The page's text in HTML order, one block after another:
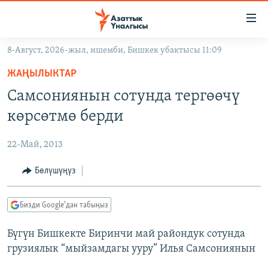
Навигацияга
өтүңүз
Издөөгө
салыңыз
ЭКОНОМИКА
МАДАНИЯТ
БОРБОР АЗИЯ
УКРАИНА
АТАЙЫН ИЛИКТӨӨ
ТВ ПРОГРАММАЛАР
ЭКСПЕРТТЕР ТАЛДАЙТ
БИЗ ЖАНА ДҮЙНӨ
ӨЗГӨЧӨ ПИКИР
Русский
8-Август, 2026-жыл, ишемби, Бишкек убактысы 11:09
ЖАҢЫЛЫКТАР
Самсониянын сотунда тергөөчү
көрсөтмө берди
22-Май, 2013
Бөлүшүңүз
Бизди Google'дан табыңыз
Бүгүн Бишкекте Биринчи май райондук сотунда
грузиялык “мыйзамдагы ууру” Илья Самсониянын